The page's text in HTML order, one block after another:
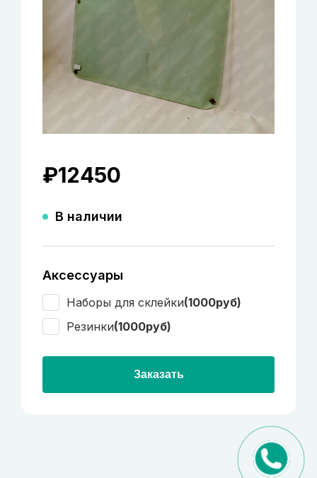
₽12450
В наличии
Аксессуары
Наборы для склейки(1000руб)
Резинки(1000руб)
Заказать